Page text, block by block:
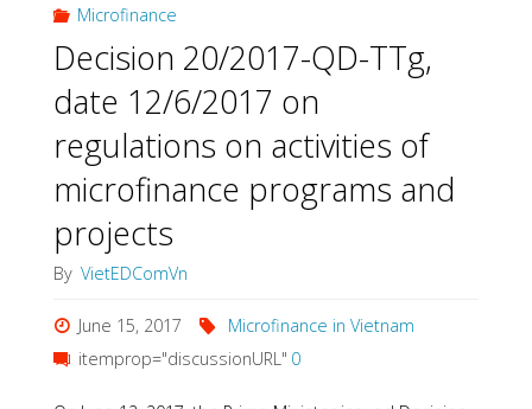
Microfinance
Decision 20/2017-QD-TTg,
date 12/6/2017 on
regulations on activities of
microfinance programs and
projects
By VietEDComVn
June 15, 2017
Microfinance in Vietnam
itemprop="discussionURL" 0